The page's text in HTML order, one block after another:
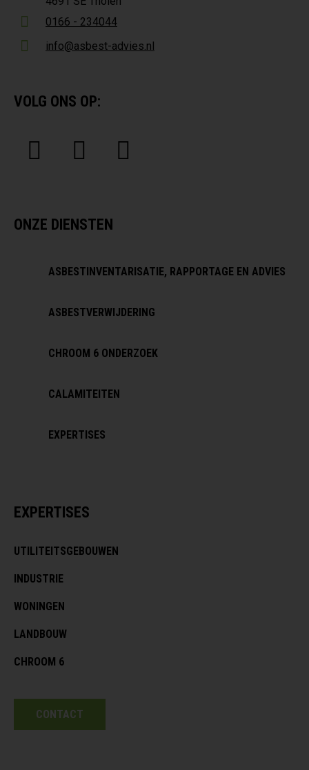
0166 - 234044
info@asbest-advies.nl
VOLG ONS OP:
ONZE DIENSTEN
ASBESTINVENTARISATIE, RAPPORTAGE EN ADVIES
ASBESTVERWIJDERING
CHROOM 6 ONDERZOEK
CALAMITEITEN
EXPERTISES
EXPERTISES
UTILITEITSGEBOUWEN
INDUSTRIE
WONINGEN
LANDBOUW
CHROOM 6
CONTACT